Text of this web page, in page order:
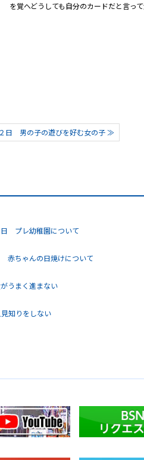
うしても自分のカードだと言って
日 男の子の遊びを好む女の子 ≫
日 プレ幼稚園について
赤ちゃんの日焼けについて
うまく進まない
知りをしない